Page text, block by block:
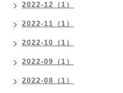
2022-12（1）
2022-11（1）
2022-10（1）
2022-09（1）
2022-08（1）